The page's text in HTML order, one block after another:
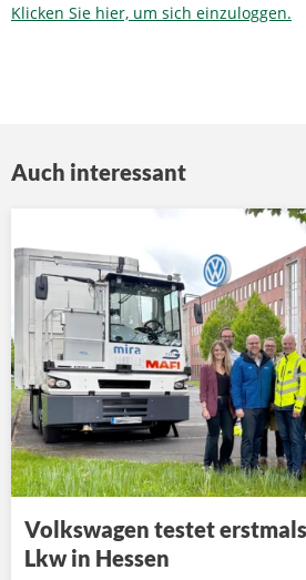
Klicken Sie hier, um sich einzuloggen.
Auch interessant
Volkswagen testet
Lkw in Hessen